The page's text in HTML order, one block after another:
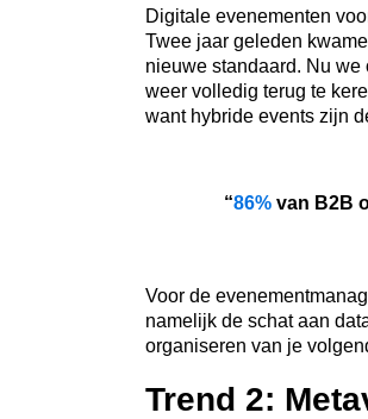
Digitale evenementen
Twee jaar geleden
nieuwe standaard. Nu we
weer volledig terug te
want hybride events zijn
“86% van B2B
Voor de
namelijk de schat aan
organiseren van je
Trend 2: